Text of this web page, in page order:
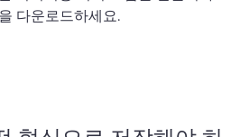
을 다운로드하세요.